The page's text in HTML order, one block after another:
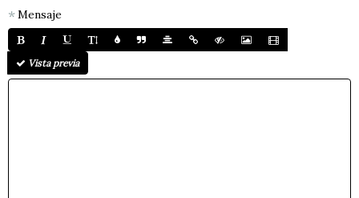
Mensaje
Vista previa